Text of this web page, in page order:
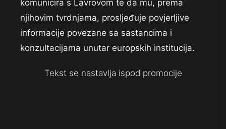
komunicira s Lavrovom te da mu, prema
njihovim tvrdnjama, prosljeđuje povjerljive
informacije povezane sa sastancima i
konzultacijama unutar europskih institucija.
Tekst se nastavlja ispod promocije